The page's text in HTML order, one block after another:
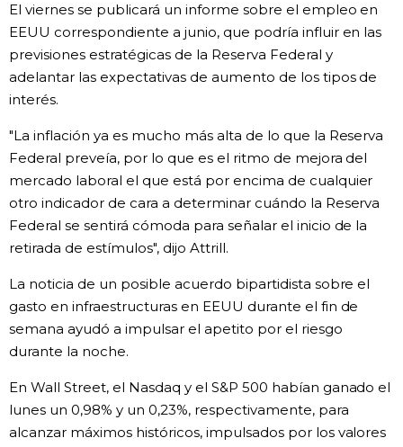
El viernes se publicará un informe sobre el empleo en
EEUU correspondiente a junio, que podría influir en las
previsiones estratégicas de la Reserva Federal y
adelantar las expectativas de aumento de los tipos de
interés.
"La inflación ya es mucho más alta de lo que la Reserva
Federal preveía, por lo que es el ritmo de mejora del
mercado laboral el que está por encima de cualquier
otro indicador de cara a determinar cuándo la Reserva
Federal se sentirá cómoda para señalar el inicio de la
retirada de estímulos", dijo Attrill.
La noticia de un posible acuerdo bipartidista sobre el
gasto en infraestructuras en EEUU durante el fin de
semana ayudó a impulsar el apetito por el riesgo
durante la noche.
En Wall Street, el Nasdaq y el S&P 500 habían ganado el
lunes un 0,98% y un 0,23%, respectivamente, para
alcanzar máximos históricos, impulsados por los valores